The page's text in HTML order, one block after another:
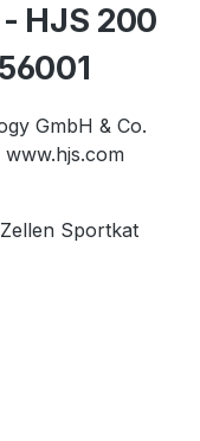
HJS 200
GmbH & Co.
www.hjs.com